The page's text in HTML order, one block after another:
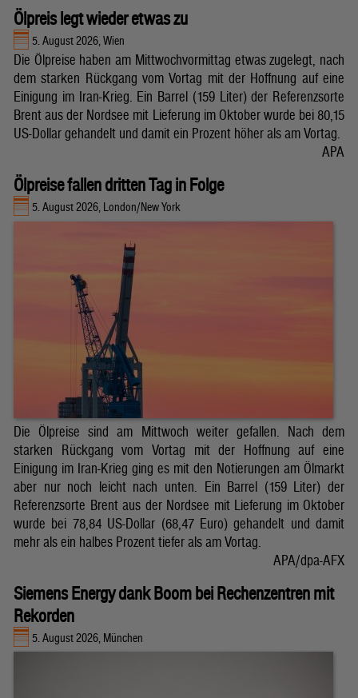
Ölpreis legt wieder etwas zu
5. August 2026, Wien
Die Ölpreise haben am Mittwochvormittag etwas zugelegt, nach
dem starken Rückgang vom Vortag mit der Hoffnung auf eine
Einigung im Iran-Krieg. Ein Barrel (159 Liter) der Referenzsorte
Brent aus der Nordsee mit Lieferung im Oktober wurde bei 80,15
US-Dollar gehandelt und damit ein Prozent höher als am Vortag.
APA
Ölpreise fallen dritten Tag in Folge
5. August 2026, London/New York
Die Ölpreise sind am Mittwoch weiter gefallen. Nach dem
starken Rückgang vom Vortag mit der Hoffnung auf eine
Einigung im Iran-Krieg ging es mit den Notierungen am Ölmarkt
aber nur noch leicht nach unten. Ein Barrel (159 Liter) der
Referenzsorte Brent aus der Nordsee mit Lieferung im Oktober
wurde bei 78,84 US-Dollar (68,47 Euro) gehandelt und damit
mehr als ein halbes Prozent tiefer als am Vortag.
APA/dpa-AFX
Siemens Energy dank Boom bei Rechenzentren mit
Rekorden
5. August 2026, München